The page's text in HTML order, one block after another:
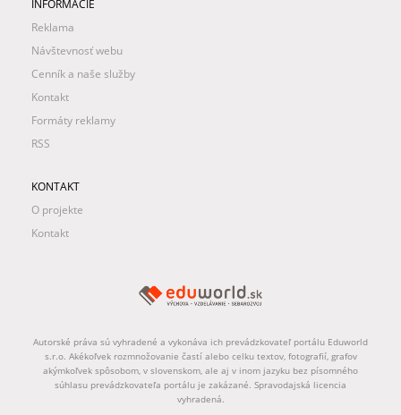
INFORMÁCIE
Reklama
Návštevnosť webu
Cenník a naše služby
Kontakt
Formáty reklamy
RSS
KONTAKT
O projekte
Kontakt
Autorské práva sú vyhradené a vykonáva ich prevádzkovateľ portálu Eduworld
s.r.o. Akékoľvek rozmnožovanie častí alebo celku textov, fotografií, grafov
akýmkoľvek spôsobom, v slovenskom, ale aj v inom jazyku bez písomného
súhlasu prevádzkovateľa portálu je zakázané. Spravodajská licencia
vyhradená.